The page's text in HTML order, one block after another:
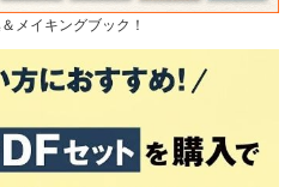
メイキングブック！